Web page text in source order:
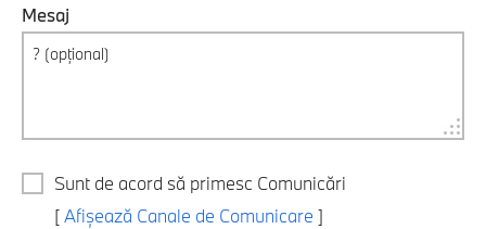
Mesaj
Sunt de acord să primesc Comunicări
[Afișează Canale de Comunicare ]